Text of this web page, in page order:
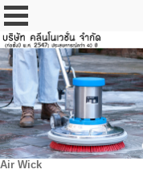
Air Wick